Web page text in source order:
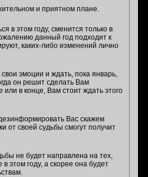
и приятном плане.
в этом году, сменится только в
данный год подходит к
каких-либо изменений лично
эмоции и ждать, пока январь,
он решит сделать Вам
в конце, Вам стоит ждать этого
Вас скажем
от своей судьбы смогут получит
не будет направлена на тех,
этом году, а скорее она будет